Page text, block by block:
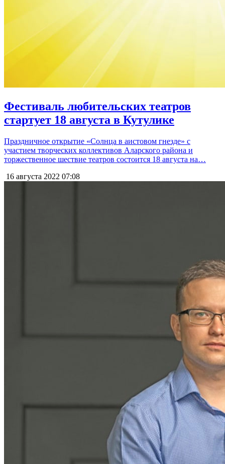
Фестиваль любительских театров
стартует 18 августа в Кутулике
Праздничное открытие «Солнца в аистовом гнезде» с
участием творческих коллективов Аларского района и
торжественное шествие театров состоится 18 августа на…
16 августа 2022 07:08